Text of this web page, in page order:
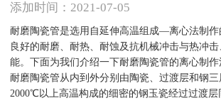
添加时间：2021-07-05
耐磨陶瓷管是选用自延伸高温组成—离心法制作
良好的耐磨、耐热、耐蚀及抗机械冲击与热冲
能。下面为我们介绍一下耐磨陶瓷管的离心制作
耐磨陶瓷管从内到外分别由陶瓷、过渡层和钢
2000℃以上高温构成的细密的钢玉瓷经过过渡